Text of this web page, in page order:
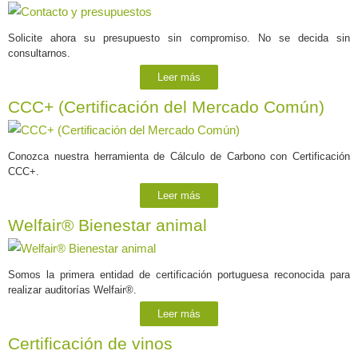
Solicite ahora su presupuesto sin compromiso. No se decida sin
consultarnos.
Leer más
CCC+ (Certificación del Mercado Común)
Conozca nuestra herramienta de Cálculo de Carbono con Certificación
CCC+.
Leer más
Welfair® Bienestar animal
Somos la primera entidad de certificación portuguesa reconocida para
realizar auditorías Welfair®.
Leer más
Certificación de vinos